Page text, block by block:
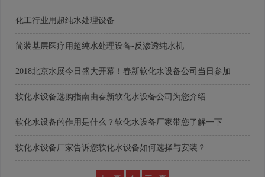
化工行业用超纯水处理设备
简装基层医疗用超纯水处理设备-反渗透纯水机
2018北京水展今日盛大开幕！春新软化水设备公司当日参加
软化水设备选购指南由春新软化水设备公司为您介绍
软化水设备的作用是什么？软化水设备厂家带您了解一下
软化水设备厂家告诉您软化水设备如何选择与安装？